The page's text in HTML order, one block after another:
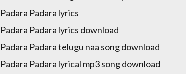
Padara Padara lyrics
Padara Padara lyrics download
Padara Padara telugu naa song download
Padara Padara lyrical mp3 song download